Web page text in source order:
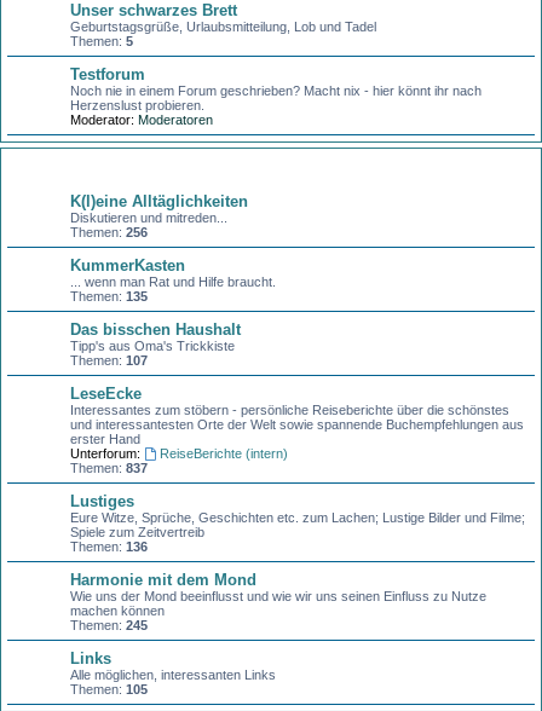
Unser schwarzes Brett
Geburtstagsgrüße, Urlaubsmitteilung, Lob und Tadel
Themen: 5
Testforum
Noch nie in einem Forum geschrieben? Macht nix - hier könnt ihr nach
Herzenslust probieren.
Moderator: Moderatoren
K(l)eine Alltäglichkeiten
Diskutieren und mitreden...
Themen: 256
KummerKasten
... wenn man Rat und Hilfe braucht.
Themen: 135
Das bisschen Haushalt
Tipp's aus Oma's Trickkiste
Themen: 107
LeseEcke
Interessantes zum stöbern - persönliche Reiseberichte über die schönstes
und interessantesten Orte der Welt sowie spannende Buchempfehlungen aus
erster Hand
Unterforum:
ReiseBerichte (intern)
Themen: 837
Lustiges
Eure Witze, Sprüche, Geschichten etc. zum Lachen; Lustige Bilder und Filme;
Spiele zum Zeitvertreib
Themen: 136
Harmonie mit dem Mond
Wie uns der Mond beeinflusst und wie wir uns seinen Einfluss zu Nutze
machen können
Themen: 245
Links
Alle möglichen, interessanten Links
Themen: 105